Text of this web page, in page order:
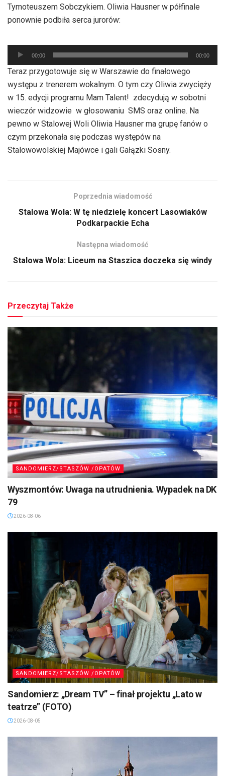
Tymoteuszem Sobczykiem. Oliwia Hausner w półfinale
ponownie podbiła serca jurorów:
Odtwarzacz
plików
dźwiękowych
00:00 00:00
Teraz przygotowuje się w Warszawie do finałowego
występu z trenerem wokalnym. O tym czy Oliwia zwycięży
w 15. edycji programu Mam Talent! zdecydują w sobotni
wieczór widzowie w głosowaniu SMS oraz online. Na
pewno w Stalowej Woli Oliwia Hausner ma grupę fanów o
czym przekonała się podczas występów na
Stalowowolskiej Majówce i gali Gałązki Sosny.
Poprzednia wiadomość
Stalowa Wola: W tę niedzielę koncert Lasowiaków
Podkarpackie Echa
Następna wiadomość
Stalowa Wola: Liceum na Staszica doczeka się windy
Przeczytaj Także
SANDOMIERZ/STASZÓW /OPATÓW
Wyszmontów: Uwaga na utrudnienia. Wypadek na DK
79
2026-08-06
SANDOMIERZ/STASZÓW /OPATÓW
Sandomierz: „Dream TV” – finał projektu „Lato w
teatrze” (FOTO)
2026-08-05